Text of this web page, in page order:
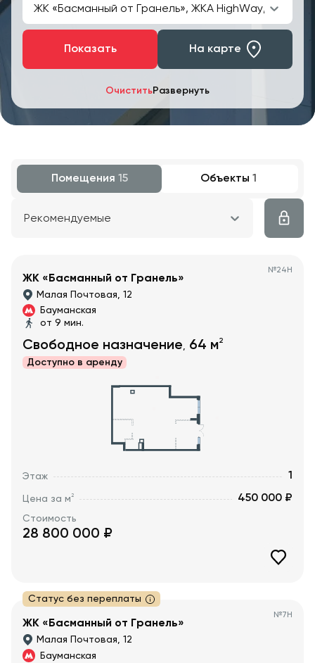
ОчиститьРазвернуть
ЖК «Басманный от Гранель», ЖКА HighWay, ЖК Profit
Показать На карте
Помещения 15 Объекты 1
Рекомендуемые
№24Н
ЖК «Басманный от Гранель»
Малая Почтовая, 12
Бауманская
от 9 мин.
Свободное назначение, 64 м2
Доступно в аренду
Этаж 1
Цена за м2 450 000 ₽
Стоимость
28 800 000 ₽
Статус без переплаты
№7H
ЖК «Басманный от Гранель»
Малая Почтовая, 12
Бауманская